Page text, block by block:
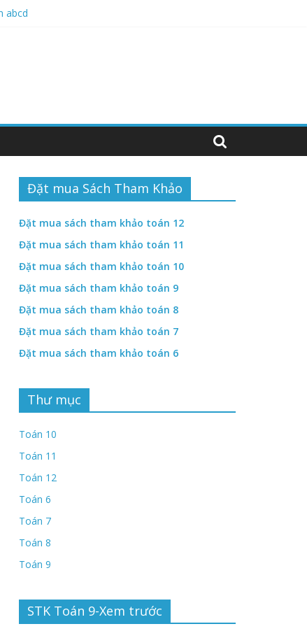
abcd
Đặt mua Sách Tham Khảo
Đặt mua sách tham khảo toán 12
Đặt mua sách tham khảo toán 11
Đặt mua sách tham khảo toán 10
Đặt mua sách tham khảo toán 9
Đặt mua sách tham khảo toán 8
Đặt mua sách tham khảo toán 7
Đặt mua sách tham khảo toán 6
Thư mục
Toán 10
Toán 11
Toán 12
Toán 6
Toán 7
Toán 8
Toán 9
STK Toán 9-Xem trước